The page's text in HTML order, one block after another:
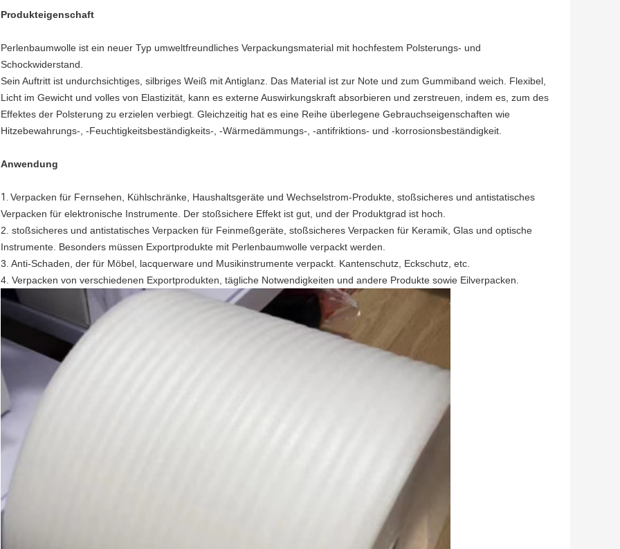
Produkteigenschaft
Perlenbaumwolle ist ein neuer Typ umweltfreundliches Verpackungsmaterial mit hochfestem Polsterungs- und
Schockwiderstand.
Sein Auftritt ist undurchsichtiges, silbriges Weiß mit Antiglanz. Das Material ist zur Note und zum Gummiband weich. Flexibel,
Licht im Gewicht und volles von Elastizität, kann es externe Auswirkungskraft absorbieren und zerstreuen, indem es, zum des
Effektes der Polsterung zu erzielen verbiegt. Gleichzeitig hat es eine Reihe überlegene Gebrauchseigenschaften wie
Hitzebewahrungs-, -Feuchtigkeitsbeständigkeits-, -Wärmedämmungs-, -antifriktions- und -korrosionsbeständigkeit.
Anwendung
1. Verpacken für Fernsehen, Kühlschränke, Haushaltsgeräte und Wechselstrom-Produkte, stoßsicheres und antistatisches
Verpacken für elektronische Instrumente. Der stoßsichere Effekt ist gut, und der Produktgrad ist hoch.
2. stoßsicheres und antistatisches Verpacken für Feinmeßgeräte, stoßsicheres Verpacken für Keramik, Glas und optische
Instrumente. Besonders müssen Exportprodukte mit Perlenbaumwolle verpackt werden.
3. Anti-Schaden, der für Möbel, lacquerware und Musikinstrumente verpackt. Kantenschutz, Eckschutz, etc.
4. Verpacken von verschiedenen Exportprodukten, tägliche Notwendigkeiten und andere Produkte sowie Eilverpacken.